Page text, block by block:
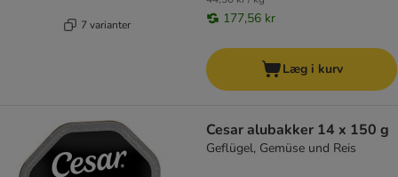
7 varianter 177,56 kr
Læg i kurv
Cesar alubakker 14 x 150 g
Geflügel, Gemüse und Reis